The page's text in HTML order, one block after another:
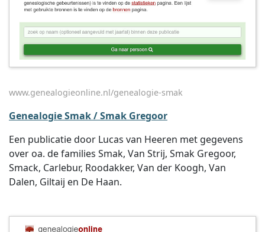
www.genealogieonline.nl/genealogie-smak
Genealogie Smak / Smak Gregoor
Een publicatie door Lucas van Heeren met gegevens
over oa. de families Smak, Van Strij, Smak Gregoor,
Smack, Carlebur, Roodakker, Van der Koogh, Van
Dalen, Giltaij en De Haan.